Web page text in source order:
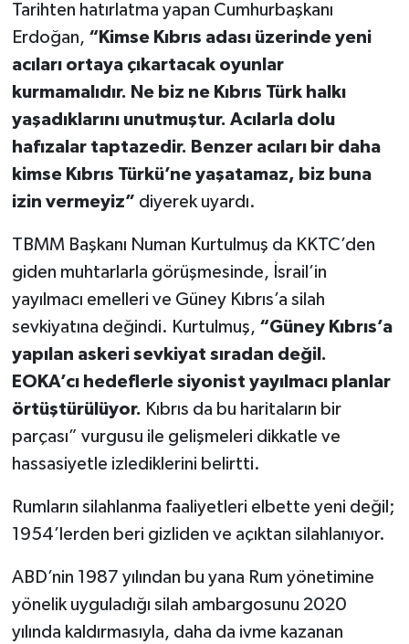
Tarihten hatırlatma yapan Cumhurbaşkanı
Erdoğan, “Kimse Kıbrıs adası üzerinde yeni
acıları ortaya çıkartacak oyunlar
kurmamalıdır. Ne biz ne Kıbrıs Türk halkı
yaşadıklarını unutmuştur. Acılarla dolu
hafızalar taptazedir. Benzer acıları bir daha
kimse Kıbrıs Türkü’ne yaşatamaz, biz buna
izin vermeyiz” diyerek uyardı.
TBMM Başkanı Numan Kurtulmuş da KKTC’den
giden muhtarlarla görüşmesinde, İsrail’in
yayılmacı emelleri ve Güney Kıbrıs’a silah
sevkiyatına değindi. Kurtulmuş, “Güney Kıbrıs’a
yapılan askeri sevkiyat sıradan değil.
EOKA’cı hedeflerle siyonist yayılmacı planlar
örtüştürülüyor. Kıbrıs da bu haritaların bir
parçası” vurgusu ile gelişmeleri dikkatle ve
hassasiyetle izlediklerini belirtti.
Rumların silahlanma faaliyetleri elbette yeni değil;
1954’lerden beri gizliden ve açıktan silahlanıyor.
ABD’nin 1987 yılından bu yana Rum yönetimine
yönelik uyguladığı silah ambargosunu 2020
yılında kaldırmasıyla, daha da ivme kazanan